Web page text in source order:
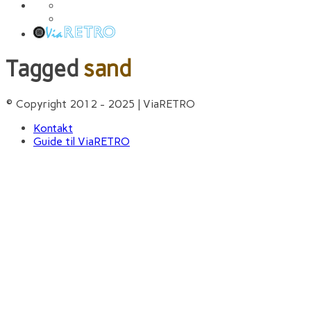
Tagged sand
© Copyright 2012 - 2025 | ViaRETRO
Kontakt
Guide til ViaRETRO